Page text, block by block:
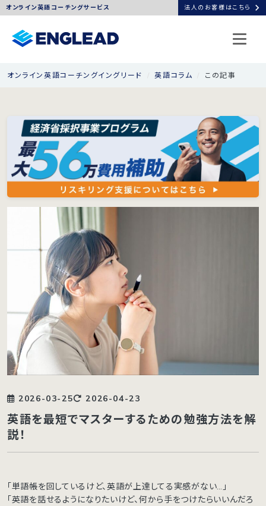
オンライン英語コーチングサービス 法人のお客様はこちら chevron_right
オンライン英語コーチングイングリード 英語コラム この記事
2026-03-25 2026-04-23
英語を最短でマスターするための勉強方法を解
説！
「単語帳を回しているけど、英語が上達してる実感がない…」
「英語を話せるようになりたいけど、何から手をつけたらいいんだろ